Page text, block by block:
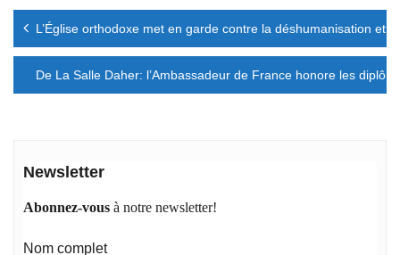
Navigation
l’article
L’Église orthodoxe met en garde contre la déshumanisation et
De La Salle Daher: l’Ambassadeur de France honore les
Newsletter
Abonnez-vous à notre newsletter!
Nom complet